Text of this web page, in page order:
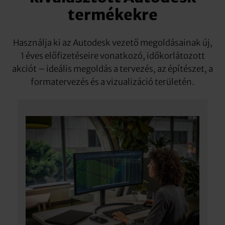
termékekre
Használja ki az Autodesk vezető megoldásainak új,
1 éves előfizetéseire vonatkozó, időkorlátozott
akciót – ideális megoldás a tervezés, az építészet, a
formatervezés és a vizualizáció területén.